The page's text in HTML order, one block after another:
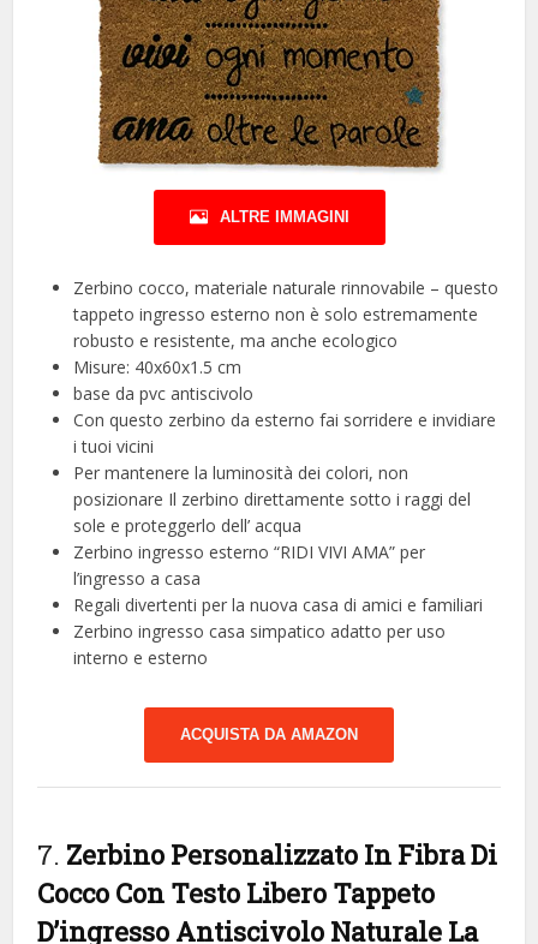
ALTRE IMMAGINI
Zerbino cocco, materiale naturale rinnovabile – questo
tappeto ingresso esterno non è solo estremamente
robusto e resistente, ma anche ecologico
Misure: 40x60x1.5 cm
base da pvc antiscivolo
Con questo zerbino da esterno fai sorridere e invidiare
i tuoi vicini
Per mantenere la luminosità dei colori, non
posizionare Il zerbino direttamente sotto i raggi del
sole e proteggerlo dell’ acqua
Zerbino ingresso esterno “RIDI VIVI AMA” per
l’ingresso a casa
Regali divertenti per la nuova casa di amici e familiari
Zerbino ingresso casa simpatico adatto per uso
interno e esterno
ACQUISTA DA AMAZON
7. Zerbino Personalizzato In Fibra Di
Cocco Con Testo Libero Tappeto
D’ingresso Antiscivolo Naturale La